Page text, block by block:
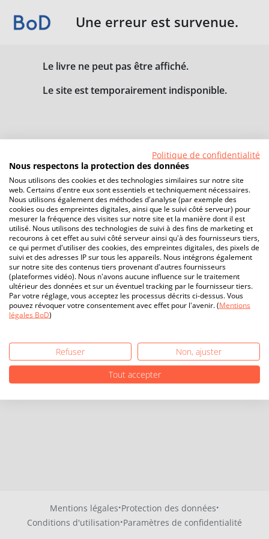
Une erreur est survenue.
Le livre ne peut pas être affiché.
Le site est temporairement indisponible.
Mentions légales·Protection des données·
Conditions d'utilisation·Paramètres de confidentialité
Politique de confidentialité
Nous respectons la protection des données
Nous utilisons des cookies et des technologies similaires sur notre site
web. Certains d'entre eux sont essentiels et techniquement nécessaires.
Nous utilisons également des méthodes d'analyse (par exemple des
cookies ou des empreintes digitales, ainsi que le suivi côté serveur) pour
mesurer la fréquence des visites sur notre site et la manière dont il est
utilisé. Nous utilisons des technologies de suivi à des fins de marketing et
recourons à cet effet au suivi côté serveur ainsi qu'à des fournisseurs tiers,
ce qui permet d'utiliser des cookies, des empreintes digitales, des pixels de
suivi et des adresses IP sur tous les appareils. Nous intégrons également
sur notre site des contenus tiers provenant d'autres fournisseurs
(plateformes vidéo). Nous n'avons aucune influence sur le traitement
ultérieur des données et sur un éventuel tracking par le fournisseur tiers.
Par votre réglage, vous acceptez les processus décrits ci-dessus. Vous
pouvez révoquer votre consentement avec effet pour l'avenir. (Mentions
légales BoD)
Refuser
Non, ajuster
Tout accepter